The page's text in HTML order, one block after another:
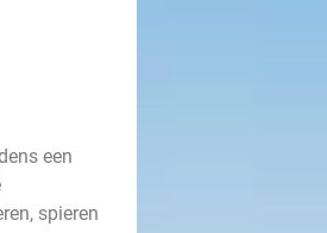
een
spieren